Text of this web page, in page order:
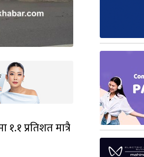
प्रतिशत मात्रै